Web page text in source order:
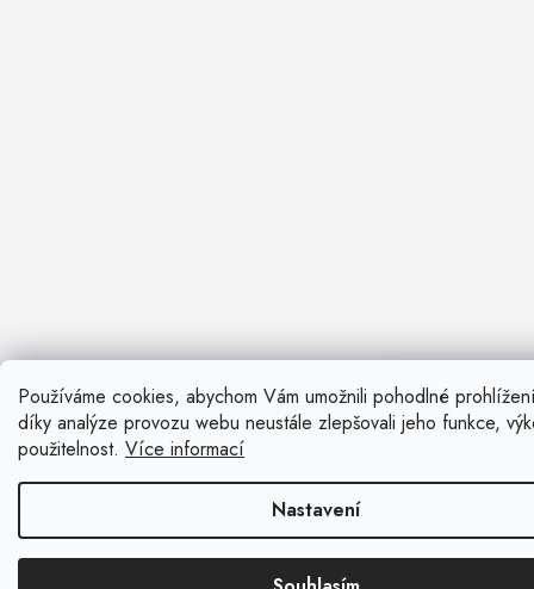
Používáme cookies, abychom Vám umožnili pohodlné
díky analýze provozu webu neustále zlepšovali jeho funkce,
použitelnost. Více informací
Nastavení
Nevíte si
Rádi vám